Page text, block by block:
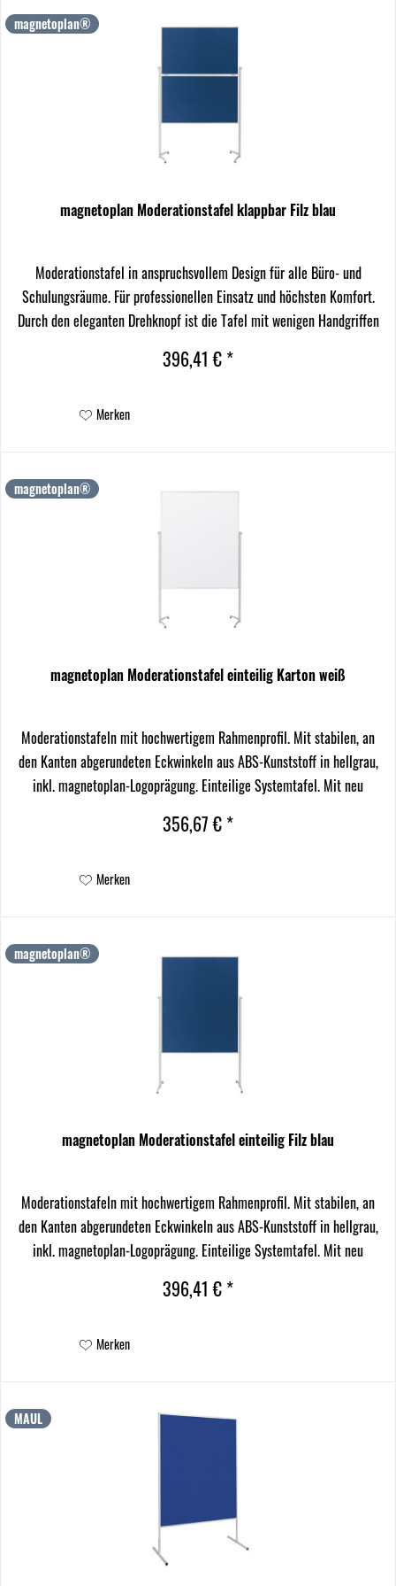
magnetoplan®
magnetoplan Moderationstafel klappbar Filz blau
Moderationstafel in anspruchsvollem Design für alle Büro- und
Schulungsräume. Für professionellen Einsatz und höchsten Komfort.
Durch den eleganten Drehknopf ist die Tafel mit wenigen Handgriffen
396,41 € *
Merken
magnetoplan®
magnetoplan Moderationstafel einteilig Karton weiß
Moderationstafeln mit hochwertigem Rahmenprofil. Mit stabilen, an
den Kanten abgerundeten Eckwinkeln aus ABS-Kunststoff in hellgrau,
inkl. magnetoplan-Logoprägung. Einteilige Systemtafel. Mit neu
356,67 € *
Merken
magnetoplan®
magnetoplan Moderationstafel einteilig Filz blau
Moderationstafeln mit hochwertigem Rahmenprofil. Mit stabilen, an
den Kanten abgerundeten Eckwinkeln aus ABS-Kunststoff in hellgrau,
inkl. magnetoplan-Logoprägung. Einteilige Systemtafel. Mit neu
396,41 € *
Merken
MAUL